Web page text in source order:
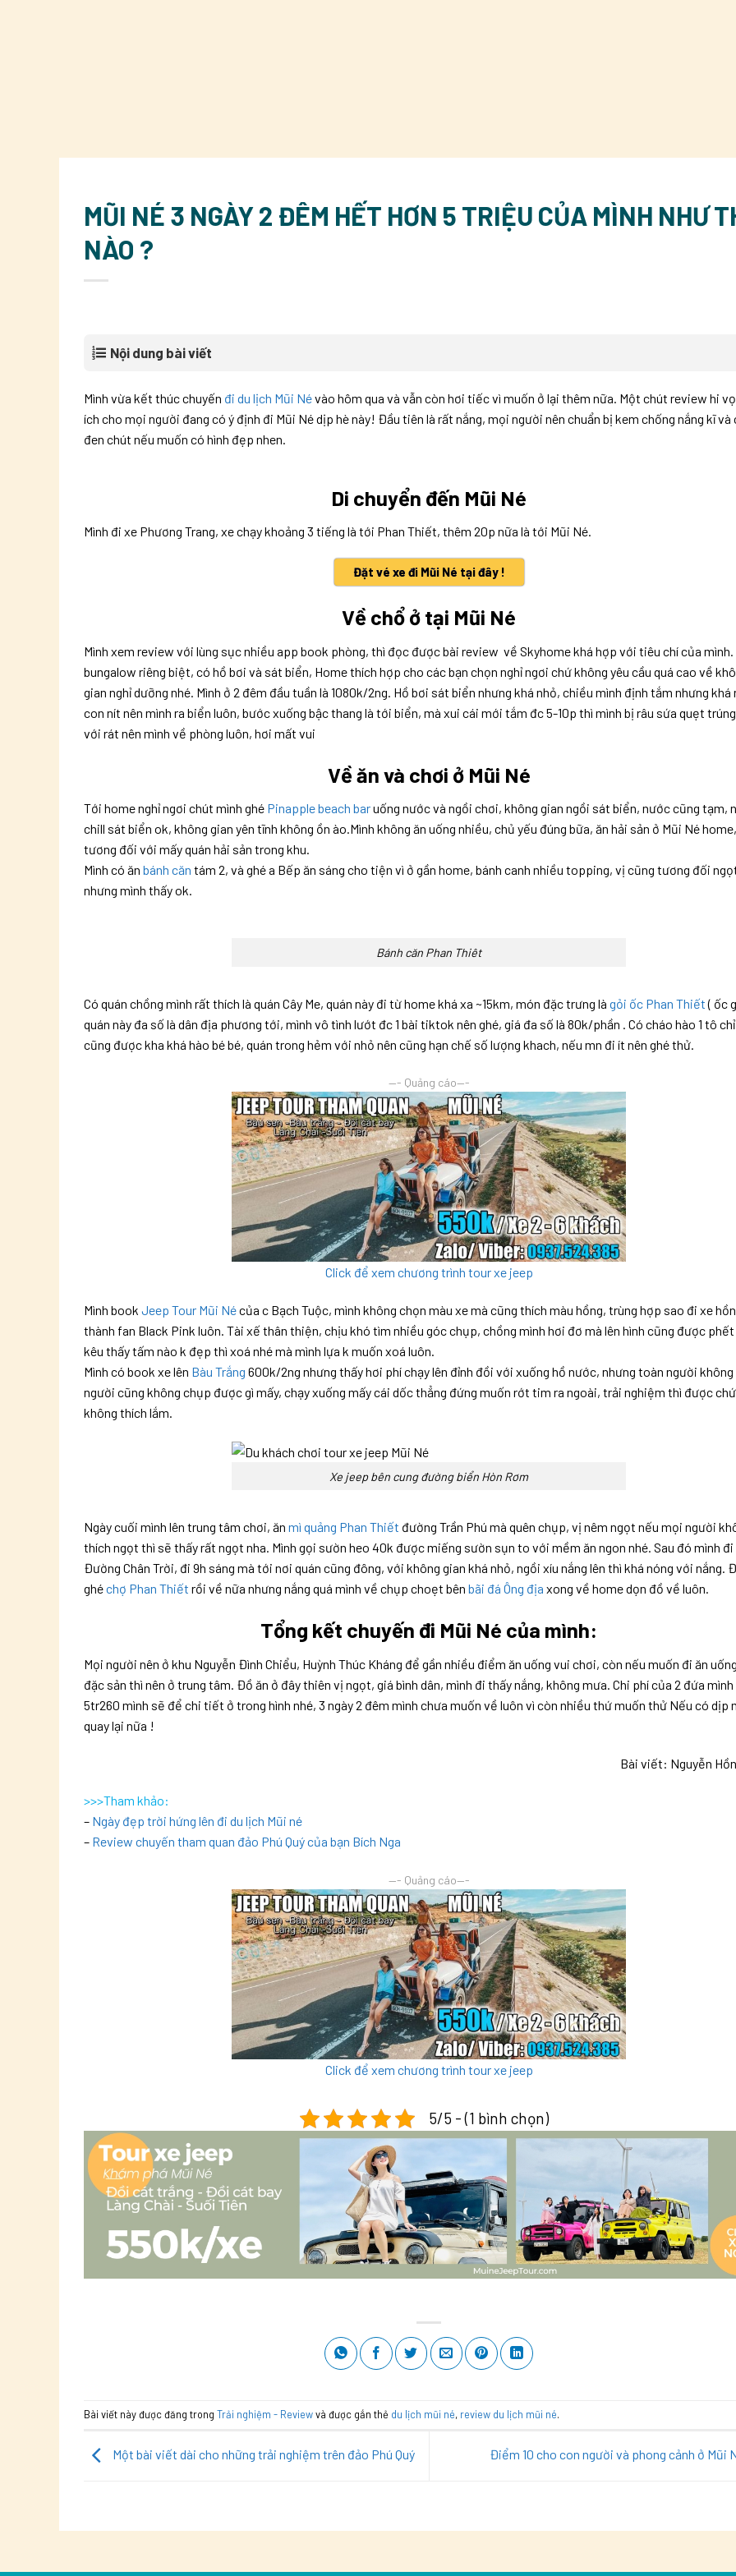
MŨI NÉ 3 NGÀY 2 ĐÊM HẾT HƠN 5 TRIỆU CỦA MÌNH NHƯ
NÀO ?
Nội dung bài viết
Mình vừa kết thúc chuyến đi du lịch Mũi Névào hôm qua và vẫn còn hơi tiếc vì muốn ở lại thêm nữa. Một chút review hi
ích cho mọi người đang có ý định đi Mũi Né dịp hè này! Đầu tiên là rất nắng, mọi người nên chuẩn bị kem chống nắng kĩ và
đen chút nếu muốn có hình đẹp nhen.
Di chuyển đến Mũi Né
Mình đi xe Phương Trang, xe chạy khoảng 3 tiếng là tới Phan Thiết, thêm 20p nữa là tới Mũi Né.
Đặt vé xe đi Mũi Né tại đây !
Về chổ ở tại Mũi Né
Mình xem review với lùng sục nhiều app book phòng, thì đọc được bài review về Skyhome khá hợp với tiêu chí của mình.
bungalow riêng biệt, có hồ bơi và sát biển, Home thích hợp cho các bạn chọn nghỉ ngơi chứ không yêu cầu quá cao về
gian nghỉ dưỡng nhé. Mình ở 2 đêm đầu tuần là 1080k/2ng. Hồ bơi sát biển nhưng khá nhỏ, chiều mình định tắm nhưng khá
con nít nên mình ra biển luôn, bước xuống bậc thang là tới biển, mà xui cái mới tắm đc 5-10p thì mình bị râu sứa quẹt
với rát nên mình về phòng luôn, hơi mất vui
Về ăn và chơi ở Mũi Né
Tới home nghỉ ngơi chút mình ghé Pinapple beach baruống nước và ngồi chơi, không gian ngồi sát biển, nước cũng tạm,
chill sát biển ok, không gian yên tĩnh không ồn ào.Mình không ăn uống nhiều, chủ yếu đúng bữa, ăn hải sản ở Mũi Né
tương đối với mấy quán hải sản trong khu.
Mình có ăn bánh căn tám 2, và ghé a Bếp ăn sáng cho tiện vì ở gần home, bánh canh nhiều topping, vị cũng tương đối
nhưng mình thấy ok.
Bánh căn Phan Thiêt
Có quán chồng mình rất thích là quán Cây Me, quán này đi từ home khá xa ~15km, món đặc trưng là gỏi ốc Phan Thiết( ốc
quán này đa số là dân địa phương tới, mình vô tình lướt đc 1 bài tiktok nên ghé, giá đa số là 80k/phần . Có cháo hào 1 tô
cũng được kha khá hào bé bé, quán trong hẻm với nhỏ nên cũng hạn chế số lượng khach, nếu mn đi ít nên ghé thử.
—- Quảng cáo—-
Click để xem chương trình tour xe jeep
Mình book Jeep Tour Mũi Nécủa c Bạch Tuộc, mình không chọn màu xe mà cũng thích màu hồng, trùng hợp sao đi xe
thành fan Black Pink luôn. Tài xế thân thiện, chịu khó tìm nhiều góc chụp, chồng mình hơi đơ mà lên hình cũng được
kêu thấy tấm nào k đẹp thì xoá nhé mà mình lựa k muốn xoá luôn.
Mình có book xe lên Bàu Trắng 600k/2ng nhưng thấy hơi phí chạy lên đỉnh đồi với xuống hồ nước, nhưng toàn người không
người cũng không chụp được gì mấy, chạy xuống mấy cái dốc thẳng đứng muốn rớt tim ra ngoài, trải nghiệm thì được
không thích lắm.
Xe jeep bên cung đường biển Hòn Rơm
Ngày cuối mình lên trung tâm chơi, ăn mì quảng Phan Thiết đường Trần Phú mà quên chụp, vị nêm ngọt nếu mọi người
thích ngọt thì sẽ thấy rất ngọt nha. Mình gọi sườn heo 40k được miếng sườn sụn to với mềm ăn ngon nhé. Sau đó mình
Đường Chân Trời, đi 9h sáng mà tới nơi quán cũng đông, với không gian khá nhỏ, ngồi xíu nắng lên thì khá nóng với nắng.
ghéchợ Phan Thiết rồi về nữa nhưng nắng quá mình về chụp choẹt bên bãi đá Ông địa xong về home dọn đồ về luôn.
Tổng kết chuyến đi Mũi Né của mình:
Mọi người nên ở khu Nguyễn Đình Chiểu, Huỳnh Thúc Kháng để gần nhiều điểm ăn uống vui chơi, còn nếu muốn đi ăn
đặc sản thì nên ở trung tâm. Đồ ăn ở đây thiên vị ngọt, giá bình dân, mình đi thấy nắng, không mưa. Chi phí của 2 đứa
5tr260 mình sẽ để chi tiết ở trong hình nhé, 3 ngày 2 đêm mình chưa muốn về luôn vì còn nhiều thứ muốn thử Nếu có dịp
quay lại nữa !
Bài viết: Nguyễn
>>>Tham khảo:
– Ngày đẹp trời hứng lên đi du lịch Mũi né
– Review chuyến tham quan đảo Phú Quý của bạn Bích Nga
—- Quảng cáo—-
Click để xem chương trình tour xe jeep
5/5 - (1 bình chọn)
Bài viết này được đăng trong Trải nghiệm - Reviewvà được gắn thẻ du lịch mũi né, review du lịch mũi né.
Một bài viết dài cho những trải nghiệm trên đảo Phú Quý Điểm 10 cho con người và phong cảnh ở Mũi